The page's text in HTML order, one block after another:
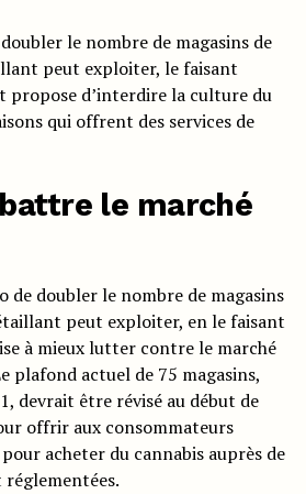
le nombre de magasins de
peut exploiter, le faisant
propose d’interdire la culture du
qui offrent des services de
le marché
de doubler le nombre de magasins
peut exploiter, en le faisant
à mieux lutter contre le marché
plafond actuel de 75 magasins,
devrait être révisé au début de
offrir aux consommateurs
acheter du cannabis auprès de
réglementées.